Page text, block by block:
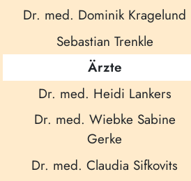
Dr. med. Dominik Kragelund
Sebastian Trenkle
Ärzte
Dr. med. Heidi Lankers
Dr. med. Wiebke Sabine
Gerke
Dr. med. Claudia Sifkovits